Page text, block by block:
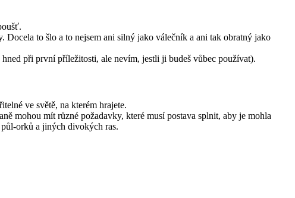
to šlo a to nejsem ani silný jako válečník a ani tak obratný jako
při první příležitosti, ale nevím, jestli ji budeš vůbec používat).
ve světě, na kterém hrajete.
mohou mít různé požadavky, které musí postava splnit, aby je mohla
půl-orků a jiných divokých ras.